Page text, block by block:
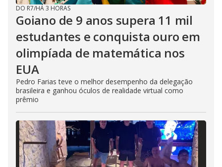
DO R7/HÁ 3 HORAS
Goiano de 9 anos supera 11 mil
estudantes e conquista ouro em
olimpíada de matemática nos
EUA
Pedro Farias teve o melhor desempenho da delegação
brasileira e ganhou óculos de realidade virtual como
prêmio